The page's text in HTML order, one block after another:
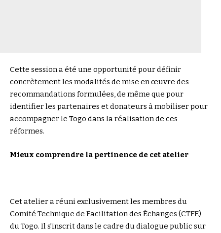
Cette session a été une opportunité pour définir
concrètement les modalités de mise en œuvre des
recommandations formulées, de même que pour
identifier les partenaires et donateurs à mobiliser pour
accompagner le Togo dans la réalisation de ces
réformes.
Mieux comprendre la pertinence de cet atelier
Cet atelier a réuni exclusivement les membres du
Comité Technique de Facilitation des Échanges (CTFE)
du Togo. Il s’inscrit dans le cadre du dialogue public sur